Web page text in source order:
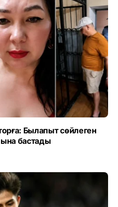
Былапыт сөйлеген
бастады